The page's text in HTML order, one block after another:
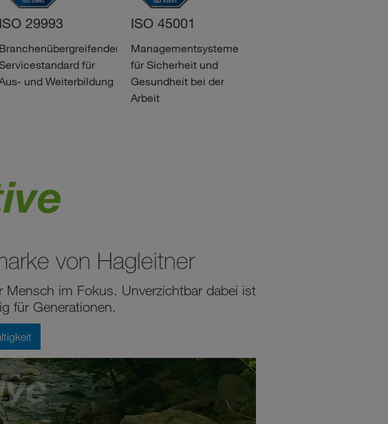
ISO 29993
Branchenübergreifender
für
und Weiterbildung
ISO 45001
Managementsysteme
für Sicherheit und
Gesundheit bei der
Arbeit
von Hagleitner
im Fokus. Unverzichtbar dabei ist
für Generationen.